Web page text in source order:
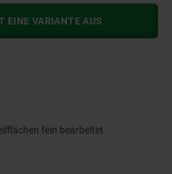
EINE VARIANTE AUS
fein bearbeitet.